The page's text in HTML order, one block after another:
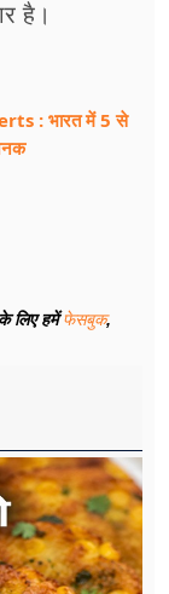
है।
: भारत में 5 से
लिए हमेंफेसबुक,